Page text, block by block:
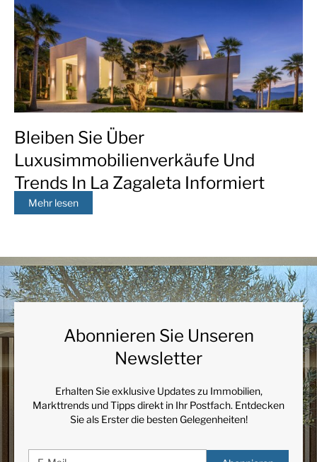
Bleiben Sie Über
Luxusimmobilienverkäufe Und
Trends In La Zagaleta Informiert
Mehr lesen
Abonnieren Sie Unseren
Newsletter
Erhalten Sie exklusive Updates zu Immobilien,
Markttrends und Tipps direkt in Ihr Postfach. Entdecken
Sie als Erster die besten Gelegenheiten!